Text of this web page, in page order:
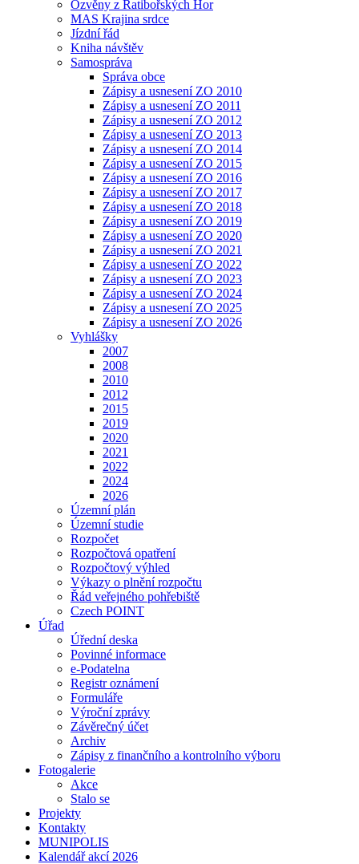
Ozvěny z Ratibořských Hor
MAS Krajina srdce
Jízdní řád
Kniha návštěv
Samospráva
Správa obce
Zápisy a usnesení ZO 2010
Zápisy a usnesení ZO 2011
Zápisy a usnesení ZO 2012
Zápisy a usnesení ZO 2013
Zápisy a usnesení ZO 2014
Zápisy a usnesení ZO 2015
Zápisy a usnesení ZO 2016
Zápisy a usnesení ZO 2017
Zápisy a usnesení ZO 2018
Zápisy a usnesení ZO 2019
Zápisy a usnesení ZO 2020
Zápisy a usnesení ZO 2021
Zápisy a usnesení ZO 2022
Zápisy a usnesení ZO 2023
Zápisy a usnesení ZO 2024
Zápisy a usnesení ZO 2025
Zápisy a usnesení ZO 2026
Vyhlášky
2007
2008
2010
2012
2015
2019
2020
2021
2022
2024
2026
Územní plán
Územní studie
Rozpočet
Rozpočtová opatření
Rozpočtový výhled
Výkazy o plnění rozpočtu
Řád veřejného pohřebiště
Czech POINT
Úřad
Úřední deska
Povinné informace
e-Podatelna
Registr oznámení
Formuláře
Výroční zprávy
Závěrečný účet
Archiv
Zápisy z finančního a kontrolního výboru
Fotogalerie
Akce
Stalo se
Projekty
Kontakty
MUNIPOLIS
Kalendář akcí 2026